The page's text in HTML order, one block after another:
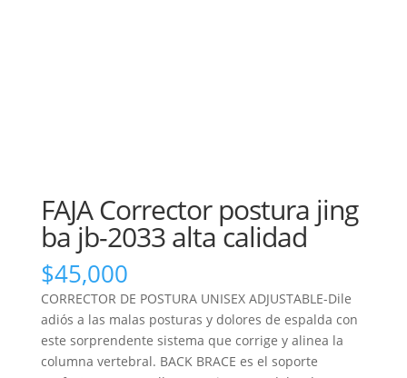
FAJA Corrector postura jing
ba jb-2033 alta calidad
$45,000
CORRECTOR DE POSTURA UNISEX ADJUSTABLE-Dile
adiós a las malas posturas y dolores de espalda con
este sorprendente sistema que corrige y alinea la
columna vertebral. BACK BRACE es el soporte